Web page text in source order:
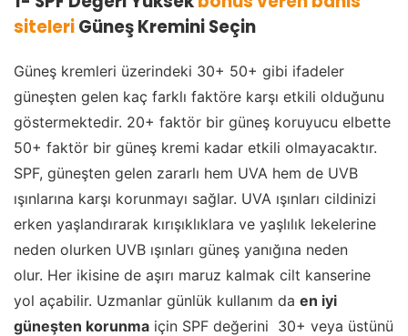
siteleriGüneş Kremini Seçin
Güneş kremleri üzerindeki 30+ 50+ gibi ifadeler
güneşten gelen kaç farklı faktöre karşı etkili olduğunu
göstermektedir. 20+ faktör bir güneş koruyucu elbette
50+ faktör bir güneş kremi kadar etkili olmayacaktır.
SPF, güneşten gelen zararlı hem UVA hem de UVB
ışınlarına karşı korunmayı sağlar. UVA ışınları cildinizi
erken yaşlandırarak kırışıklıklara ve yaşlılık lekelerine
neden olurken UVB ışınları güneş yanığına neden
olur. Her ikisine de aşırı maruz kalmak cilt kanserine
yol açabilir. Uzmanlar günlük kullanım da en iyi
güneşten korunma için SPF değerini 30+ veya üstünü